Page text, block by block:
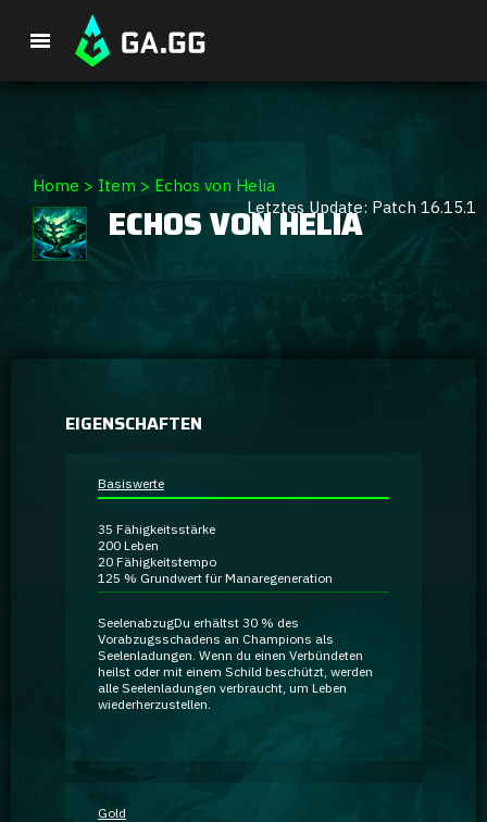
Spieler-Analyse
GA Coachie Chat
Home > Item > Echos von Helia
Letztes Update: Patch 16.15.1
ECHOS VON HELIA
EIGENSCHAFTEN
Basiswerte
35 Fähigkeitsstärke
200 Leben
20 Fähigkeitstempo
125 % Grundwert für Manaregeneration
SeelenabzugDu erhältst 30 % des
Vorabzugsschadens an Champions als
Seelenladungen. Wenn du einen Verbündeten
heilst oder mit einem Schild beschützt, werden
alle Seelenladungen verbraucht, um Leben
wiederherzustellen.
Gold